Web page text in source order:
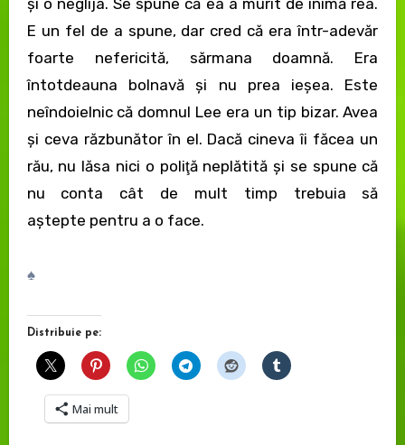
E un fel de a spune, dar cred că era într-adevăr
foarte nefericită, sărmana doamnă. Era
întotdeauna bolnavă şi nu prea ieşea. Este
neîndoielnic că domnul Lee era un tip bizar. Avea
şi ceva răzbunător în el. Dacă cineva îi făcea un
rău, nu lăsa nici o poliţă neplătită şi se spune că
nu conta cât de mult timp trebuia să
aştepte pentru a o face.
♠
Distribuie pe:
Mai mult